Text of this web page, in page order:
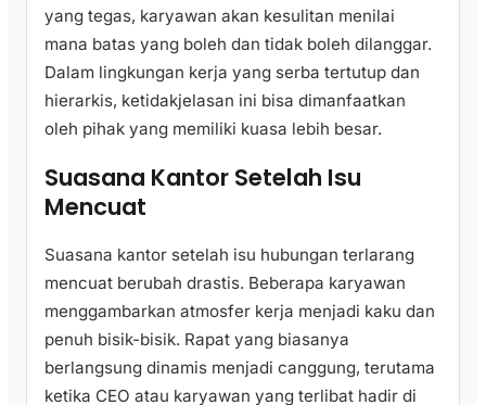
yang tegas, karyawan akan kesulitan menilai
mana batas yang boleh dan tidak boleh dilanggar.
Dalam lingkungan kerja yang serba tertutup dan
hierarkis, ketidakjelasan ini bisa dimanfaatkan
oleh pihak yang memiliki kuasa lebih besar.
Suasana Kantor Setelah Isu
Mencuat
Suasana kantor setelah isu hubungan terlarang
mencuat berubah drastis. Beberapa karyawan
menggambarkan atmosfer kerja menjadi kaku dan
penuh bisik-bisik. Rapat yang biasanya
berlangsung dinamis menjadi canggung, terutama
ketika CEO atau karyawan yang terlibat hadir di